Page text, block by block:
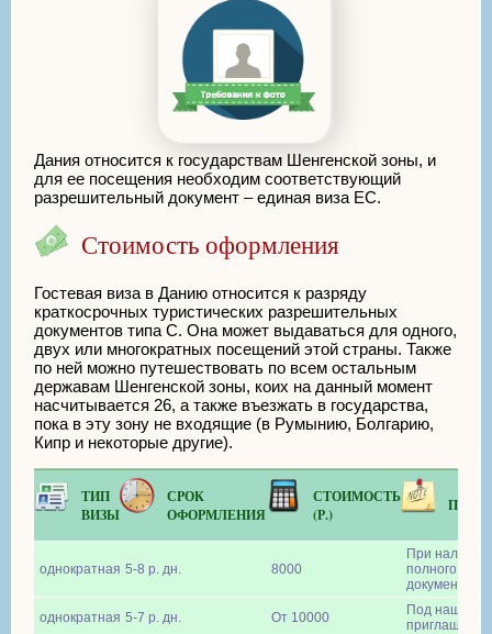
Дания относится к государствам Шенгенской зоны, и
для ее посещения необходим соответствующий
разрешительный документ – единая виза ЕС.
Стоимость оформления
Гостевая виза в Данию относится к разряду
краткосрочных туристических разрешительных
документов типа С. Она может выдаваться для одного,
двух или многократных посещений этой страны. Также
по ней можно путешествовать по всем остальным
державам Шенгенской зоны, коих на данный момент
насчитывается 26, а также въезжать в государства,
пока в эту зону не входящие (в Румынию, Болгарию,
Кипр и некоторые другие).
ТИП
ВИЗЫ
СРОК
ОФОРМЛЕНИЯ
СТОИМОСТЬ
(Р.)
однократная 5-8 р. дн. 8000
При наличии
полного
документов
однократная 5-7 р. дн. От 10000
Под наше